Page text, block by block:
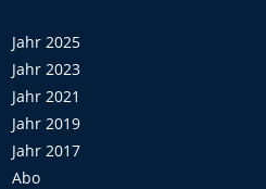
Jahr 2025
Jahr 2023
Jahr 2021
Jahr 2019
Jahr 2017
Abo